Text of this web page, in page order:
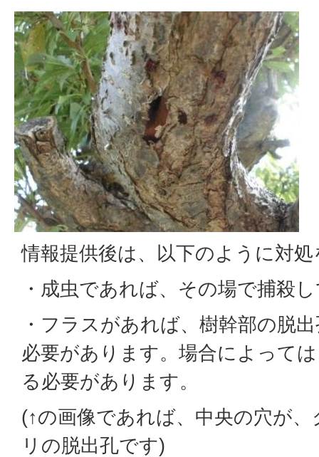
情報提供後は、以下のように対
・成虫であれば、その場で捕殺
・フラスがあれば、樹幹部の脱
必要があります。場合によって
る必要があります。
(↑の画像であれば、中央の穴が
リの脱出孔です)